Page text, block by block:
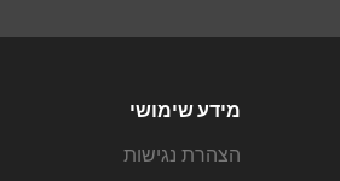
מידע שימושי
הצהרת נגישות